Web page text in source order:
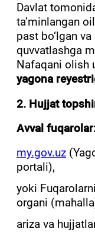
Davlat
ta’minlangan
past bo‘lgan
quvvatlashga
Nafaqani olish
yagona reyestri
2. Hujjat
Avval
my.gov.uz
portali),
yoki
organi
ariza va